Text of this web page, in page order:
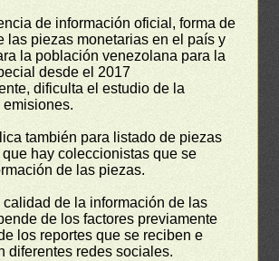
de información oficial, forma de
las piezas monetarias en el país y
la población venezolana para la
desde el 2017
dificulta el estudio de la
también para listado de piezas
hay coleccionistas que se
de las piezas.
calidad de la información de las
de los factores previamente
los reportes que se reciben e
diferentes redes sociales.